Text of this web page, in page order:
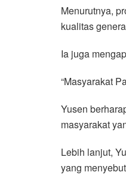
Menurutnya,
kualitas
Ia juga
“Masyarakat
Yusen
masyarakat
Lebih lanjut,
yang